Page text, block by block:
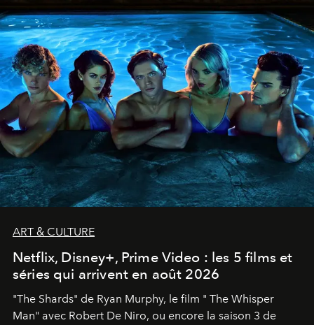
ART & CULTURE
Netflix, Disney+, Prime Video : les 5 films et
séries qui arrivent en août 2026
"The Shards" de Ryan Murphy, le film " The Whisper
Man" avec Robert De Niro, ou encore la saison 3 de